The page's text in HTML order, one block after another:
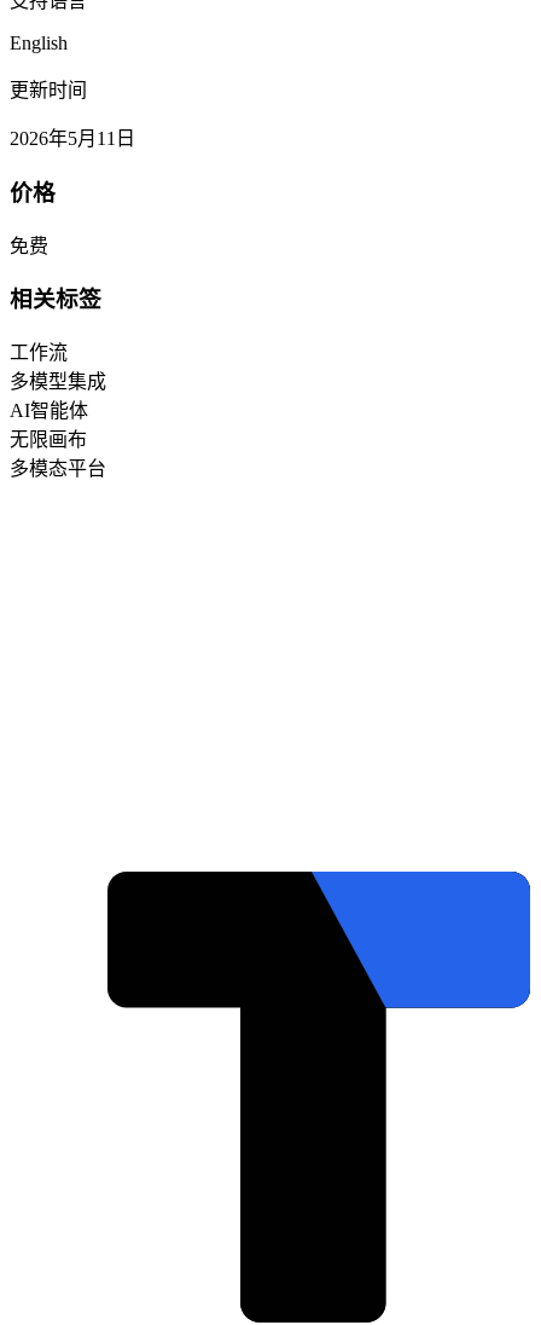
English
更新时间
2026年5月11日
价格
免费
相关标签
工作流
多模型集成
AI智能体
无限画布
多模态平台